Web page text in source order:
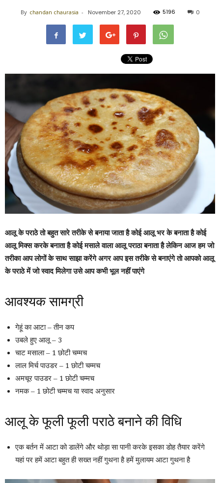
By chandan chaurasia - November 27, 2020 5196 0
आलू के पराठे तो बहुत सारे तरीके से बनाया जाता है कोई आलू भर के बनाता है कोई
आलू मिक्स करके बनाता है कोई मसाले वाला आलू पराठा बनाता है लेकिन आज हम जो
तरीका आप लोगों के साथ साझा करेंगे अगर आप इस तरीके से बनाएंगे तो आपको आलू
के पराठे में जो स्वाद मिलेगा उसे आप कभी भूल नहीं पाएंगे
आवश्यक सामग्री
गेहूं का आटा – तीन कप
उबले हुए आलू – 3
चाट मसाला – 1 छोटी चम्मच
लाल मिर्च पाउडर – 1 छोटी चम्मच
अमचूर पाउडर – 1 छोटी चम्मच
नमक – 1 छोटी चम्मच या स्वाद अनुसार
आलू के फूली फूली पराठे बनाने की विधि
एक बर्तन में आटा को डालेंगे और थोड़ा सा पानी करके इसका डोह तैयार करेंगे
यहां पर हमें आटा बहुत ही सख्त नहीं गुथना है हमें मुलायम आटा गुथना है